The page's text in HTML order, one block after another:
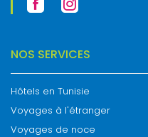
NOS SERVICES
Hôtels en Tunisie
Voyages à l'étranger
Voyages de noce